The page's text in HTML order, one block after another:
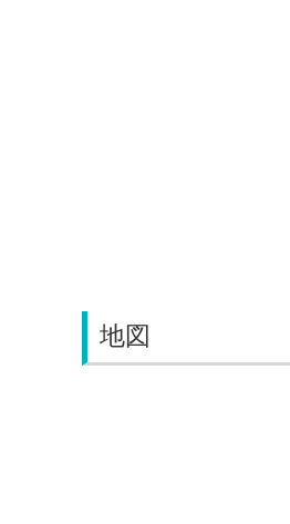
地図